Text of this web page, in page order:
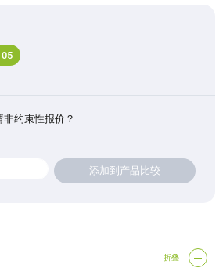
约束性报价？
添加到产品比较
折叠